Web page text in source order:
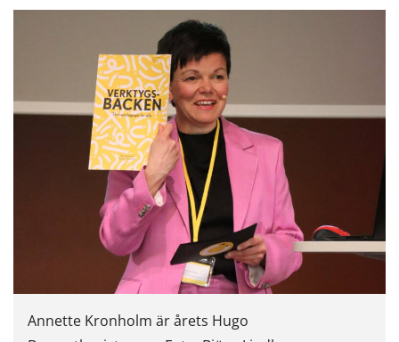
Annette Kronholm är årets Hugo